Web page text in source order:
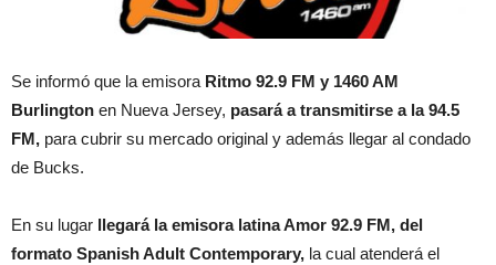
Se informó que la emisora Ritmo 92.9 FM y 1460 AM
Burlington en Nueva Jersey, pasará a transmitirse a la 94.5
FM, para cubrir su mercado original y además llegar al condado
de Bucks.
En su lugar llegará la emisora latina Amor 92.9 FM, del
formato Spanish Adult Contemporary, la cual atenderá el